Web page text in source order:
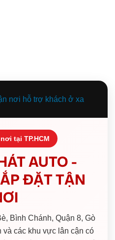
tại TP.HCM
AUTO -
ĐẶT TẬN
Bình Chánh, Quận 8, Gò
và các khu vực lân cận có